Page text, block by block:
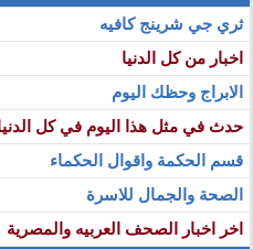
ثري جي شرينج كافيه
اخبار من كل الدنيا
الابراج وحظك اليوم
حدث في مثل هذا اليوم في كل
قسم الحكمة واقوال الحكماء
الصحة والجمال للاسرة
اخر اخبار الصحف العربيه والمصرية